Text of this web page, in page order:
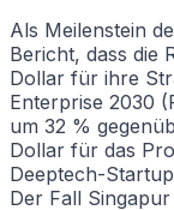
Als Meilenstein
Bericht, dass die
Dollar für ihre
Enterprise 2030
um 32 %
Dollar für das
Deeptech-
Der Fall